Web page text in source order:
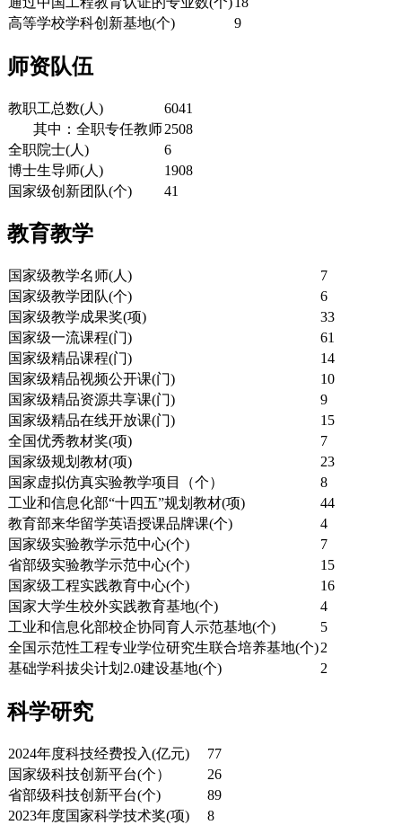
高等学校学科创新基地(个)
9
师资队伍
教职工总数(人)
6041
其中：全职专任教师2508
全职院士(人)
6
博士生导师(人)
1908
国家级创新团队(个)
41
教育教学
国家级教学名师(人)
7
国家级教学团队(个)
6
国家级教学成果奖(项)
33
国家级一流课程(门)
61
国家级精品课程(门)
14
国家级精品视频公开课(门)
10
国家级精品资源共享课(门)
9
国家级精品在线开放课(门)
15
全国优秀教材奖(项)
7
国家级规划教材(项)
23
国家虚拟仿真实验教学项目（个）
8
工业和信息化部“十四五”规划教材(项)
44
教育部来华留学英语授课品牌课(个)
4
国家级实验教学示范中心(个)
7
省部级实验教学示范中心(个)
15
国家级工程实践教育中心(个)
16
国家大学生校外实践教育基地(个)
4
工业和信息化部校企协同育人示范基地(个)
5
全国示范性工程专业学位研究生联合培养基地(个)2
基础学科拔尖计划2.0建设基地(个)
2
科学研究
2024年度科技经费投入(亿元)
77
国家级科技创新平台(个）
26
省部级科技创新平台(个)
89
2023年度国家科学技术奖(项)
8